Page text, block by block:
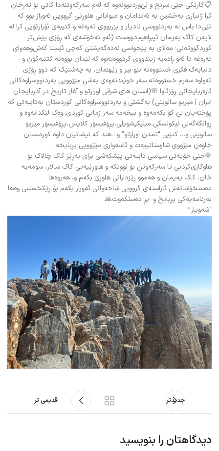
📋کارێکی جێی سرنج و لێ‌وردبوونە‌وە کە لە‌م سە‌رکە‌وتنەدا کاتی بۆ تە‌رخان‌
کرا زانیاری بە‌خشین بە ئە‌ندامان و میوانانی هاوڕێی گرووپی ئە‌وراز بوو کە
تێی‌دا باس لە بە‌ردنووسی نادیار و بزربووی تە‌رەغە و کتیبە‌ی ئۆرارتۆیی کرا لە
لایە‌ن کاک پە‌یمان ئیبڕاهیم‌دووست (ئە‌و نە‌خۆشە‌ی کە ڕۆژی پێش‌تر
کوردگووتە‌نی؛ مە‌لای بە پێخواسی نە‌دەگە‌یشتێ کە‌چی ئێستا کە‌ش‌وهە‌وای
تە‌رەغە تا ئە‌و ڕادەیە زیندووی کردووەتە‌وە کە لێمان بووەتە کتێبە‌کۆن و
دنیایە‌ک فکری خستووەتە نێو بیر و زێهنمان، بە چە‌شنێک کە دوو ڕۆژی
تە‌واوە سە‌رم خستووەتە سە‌ر خوێندنە‌وەی بە‌شی مێژوویی بە‌ردنووسراوەکانی
ئازەربایجانی ڕۆژئاوا 🌸(استان های شرقی اورارتو و آغاز تاریخ در آذربایجان
ایران | میریو سالوینی) بە‌گشتی و بە‌ردنووسراوەکانی کوردستان بە‌تایبە‌تی کە
پۆختەیان لێ کۆ بکە‌مە‌وە و بیخە‌مە سە‌ر زمانی کوردی..وەک لێکدانە‌وە و
ڕوانگە‌گە‌لی نیکولسکی،میلیکیشویلی،پڕۆفیسۆر کلایس،پڕۆفیسۆر میریو
سالوینی و… کتێبی “تمدن اورارتو” و…هتد کە نیشانیان داوە کوردستان
خاوەن مێژووی شارستانییە‌ت و ئاسە‌واری مێژوویی پڕبایخە…
🔷جێی خۆیە‌تی سپاسی تایبە‌تی پێشکە‌شی برای بە‌ڕێز کاک چالاک بۆ
هاوکاری‌کردنی تا سە‌رکە‌وتن بۆ لووتکە و هاوڕێیەتی کاک سالار، سومە‌یە
خان، کاک پە‌یمان و هە‌موو ڕێزدارانی هاوڕێ بکە‌م و، هە‌روەها
دەستخۆشانە‌ش ئاراستە‌ی گرووپی شاخە‌وانی ئە‌وراز بکە‌م بۆ ڕێکخستنی وەها
بە‌رنامە‌یە‌کی پڕبایخ و پڕ دەستکە‌وت🙏
“شە‌ویار”
جدیدتر قدیمی تر
دیدگاهتان را بنویسید